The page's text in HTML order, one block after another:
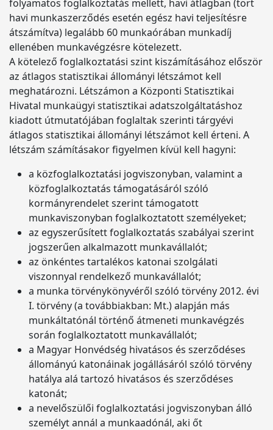
folyamatos foglalkoztatás mellett, havi átlagban (tört
havi munkaszerződés esetén egész havi teljesítésre
átszámítva) legalább 60 munkaórában munkadíj
ellenében munkavégzésre kötelezett.
A kötelező foglalkoztatási szint kiszámításához először
az átlagos statisztikai állományi létszámot kell
meghatározni. Létszámon a Központi Statisztikai
Hivatal munkaügyi statisztikai adatszolgáltatáshoz
kiadott útmutatójában foglaltak szerinti tárgyévi
átlagos statisztikai állományi létszámot kell érteni. A
létszám számításakor figyelmen kívül kell hagyni:
a közfoglalkoztatási jogviszonyban, valamint a
közfoglalkoztatás támogatásáról szóló
kormányrendelet szerint támogatott
munkaviszonyban foglalkoztatott személyeket;
az egyszerűsített foglalkoztatás szabályai szerint
jogszerűen alkalmazott munkavállalót;
az önkéntes tartalékos katonai szolgálati
viszonnyal rendelkező munkavállalót;
a munka törvénykönyvéről szóló törvény 2012. évi
I. törvény (a továbbiakban: Mt.) alapján más
munkáltatónál történő átmeneti munkavégzés
során foglalkoztatott munkavállalót;
a Magyar Honvédség hivatásos és szerződéses
állományú katonáinak jogállásáról szóló törvény
hatálya alá tartozó hivatásos és szerződéses
katonát;
a nevelőszülői foglalkoztatási jogviszonyban álló
személyt annál a munkaadónál, aki őt